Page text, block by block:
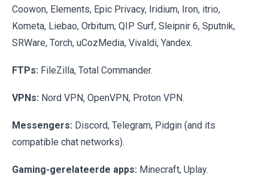
Coowon, Elements, Epic Privacy, Iridium, Iron, itrio,
Kometa, Liebao, Orbitum, QIP Surf, Sleipnir 6, Sputnik,
SRWare, Torch, uCozMedia, Vivaldi, Yandex.
FTPs: FileZilla, Total Commander.
VPNs: Nord VPN, OpenVPN, Proton VPN.
Messengers: Discord, Telegram, Pidgin (and its
compatible chat networks).
Gaming-gerelateerde apps: Minecraft, Uplay.